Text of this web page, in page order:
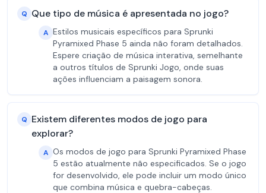
Q Que tipo de música é apresentada no jogo?
A Estilos musicais específicos para Sprunki
Pyramixed Phase 5 ainda não foram detalhados.
Espere criação de música interativa, semelhante
a outros títulos de Sprunki Jogo, onde suas
ações influenciam a paisagem sonora.
Q Existem diferentes modos de jogo para
explorar?
A Os modos de jogo para Sprunki Pyramixed Phase
5 estão atualmente não especificados. Se o jogo
for desenvolvido, ele pode incluir um modo único
que combina música e quebra-cabeças.